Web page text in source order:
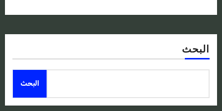
البحث
البحث